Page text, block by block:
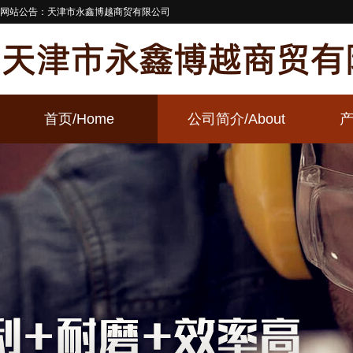
网站公告：天津市永鑫博越商贸有限公司
首页/Home 公司简介/About